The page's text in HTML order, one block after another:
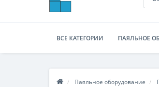
ВСЕ КАТЕГОРИИ ПАЯЛЬНОЕ
Паяльное оборудование